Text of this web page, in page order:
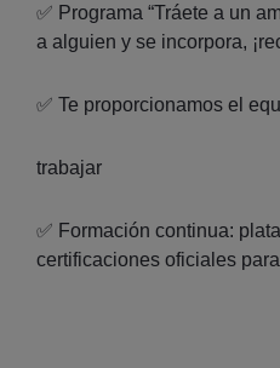
✅ Programa “Tráete a un
a alguien y se incorpora,
✅ Te proporcionamos el
trabajar
✅ Formación continua:
certificaciones oficiales